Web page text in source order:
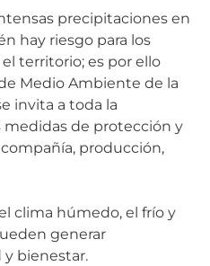
precipitaciones en
hay riesgo para los
territorio; es por ello
Medio Ambiente de la
invita a toda la
medidas de protección y
producción,
clima húmedo, el frío y
generar
y bienestar.